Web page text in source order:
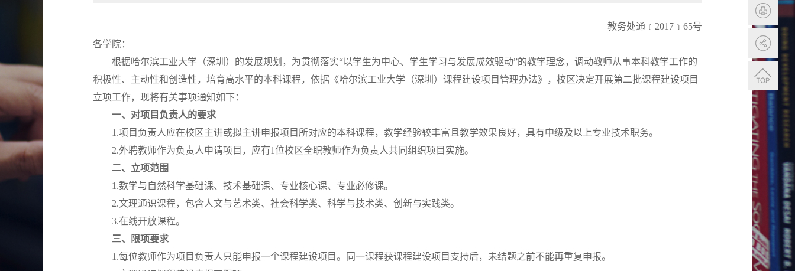
教务处通﹝2017﹞65号
各学院：
根据哈尔滨工业大学（深圳）的发展规划，为贯彻落实“以学生为中心、学生学习与发展成效驱动”的教学理念，调动教师从事本科教学工作的
积极性、主动性和创造性，培育高水平的本科课程，依据《哈尔滨工业大学（深圳）课程建设项目管理办法》，校区决定开展第二批课程建设项目
立项工作，现将有关事项通知如下：
一、对项目负责人的要求
1.项目负责人应在校区主讲或拟主讲申报项目所对应的本科课程，教学经验较丰富且教学效果良好，具有中级及以上专业技术职务。
2.外聘教师作为负责人申请项目，应有1位校区全职教师作为负责人共同组织项目实施。
二、立项范围
1.数学与自然科学基础课、技术基础课、专业核心课、专业必修课。
2.文理通识课程，包含人文与艺术类、社会科学类、科学与技术类、创新与实践类。
3.在线开放课程。
三、限项要求
1.每位教师作为项目负责人只能申报一个课程建设项目。同一课程获课程建设项目支持后，未结题之前不能再重复申报。